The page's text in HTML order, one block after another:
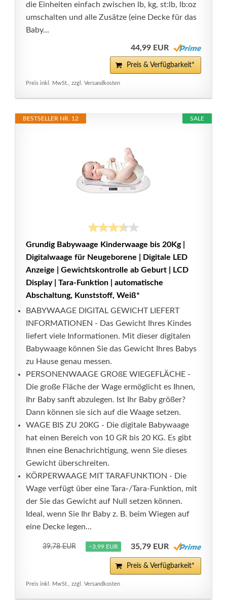
die Einheiten einfach zwischen lb, kg, st:lb, lb:oz
umschalten und alle Zusätze (eine Decke für das
Baby...
44,99 EUR
Preis & Verfügbarkeit*
Preis inkl. MwSt., zzgl. Versandkosten
SALE
BESTSELLER NR. 12
Grundig Babywaage Kinderwaage bis 20Kg |
Digitalwaage für Neugeborene | Digitale LED
Anzeige | Gewichtskontrolle ab Geburt | LCD
Display | Tara-Funktion | automatische
Abschaltung, Kunststoff, Weiß*
BABYWAAGE DIGITAL GEWICHT LIEFERT
INFORMATIONEN - Das Gewicht Ihres Kindes
liefert viele Informationen. Mit dieser digitalen
Babywaage können Sie das Gewicht Ihres Babys
zu Hause genau messen.
PERSONENWAAGE GROßE WIEGEFLÄCHE -
Die große Fläche der Wage ermöglicht es Ihnen,
Ihr Baby sanft abzulegen. Ist Ihr Baby größer?
Dann können sie sich auf die Waage setzen.
WAGE BIS ZU 20KG - Die digitale Babywaage
hat einen Bereich von 10 GR bis 20 KG. Es gibt
Ihnen eine Benachrichtigung, wenn Sie dieses
Gewicht überschreiten.
KÖRPERWAAGE MIT TARAFUNKTION - Die
Wage verfügt über eine Tara-/Tara-Funktion, mit
der Sie das Gewicht auf Null setzen können.
Ideal, wenn Sie Ihr Baby z. B. beim Wiegen auf
eine Decke legen...
39,78 EUR −3,99 EUR 35,79 EUR
Preis & Verfügbarkeit*
Preis inkl. MwSt., zzgl. Versandkosten